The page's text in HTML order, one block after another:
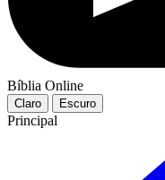
Bíblia Online
Claro Escuro
Principal